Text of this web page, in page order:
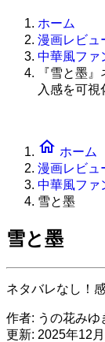
ホーム
漫画レビュ
中華風ファ
『雪と墨
入感を可視
home ホーム
漫画レビュ
中華風ファ
雪と墨
雪と墨
ネタバレなし！
作者: うの花みゆ
更新: 2025年12